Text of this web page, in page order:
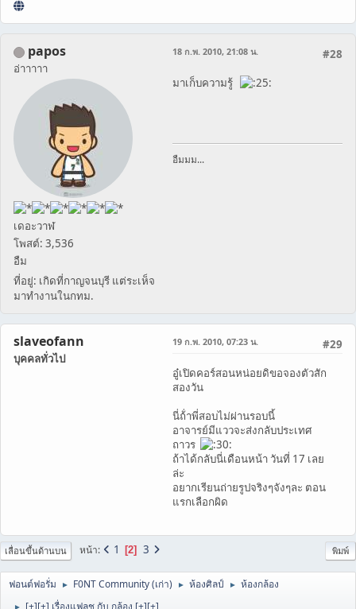
papos
อ่าาาาา
เดอะวาฬ
โพสต์: 3,536
อืม
ที่อยู่: เกิดที่กาญจนบุรี แต่ระเห็จ
มาทำงานในกทม.
#28
18 ก.พ. 2010, 21:08 น.
มาเก็บความรู้
อืมมม...
slaveofann
บุคคลทั่วไป
#29
19 ก.พ. 2010, 07:23 น.
อู๋เปิดคอร์สอนหน่อยดิขอจองตัวสัก
สองวัน
นี่ถ้่าพี่สอบไม่ผ่านรอบนี้
อาจารย์มีแววจะส่งกลับประเทศ
ถาวร
ถ้าได้กลับนี่เดือนหน้า วันที่ 17 เลย
ล่ะ
อยากเรียนถ่ายรูปจริงๆจังๆละ ตอน
แรกเลือกผิด
พิมพ์
เลื่อนขึ้นด้านบน หน้า 1 2 3
ฟอนต์ฟอรั่ม ► F0NT Community (เก่า) ► ห้องศิลป์ ► ห้องกล้อง
► [+][+] เรื่องแฟลช กับ กล้อง [+][+]